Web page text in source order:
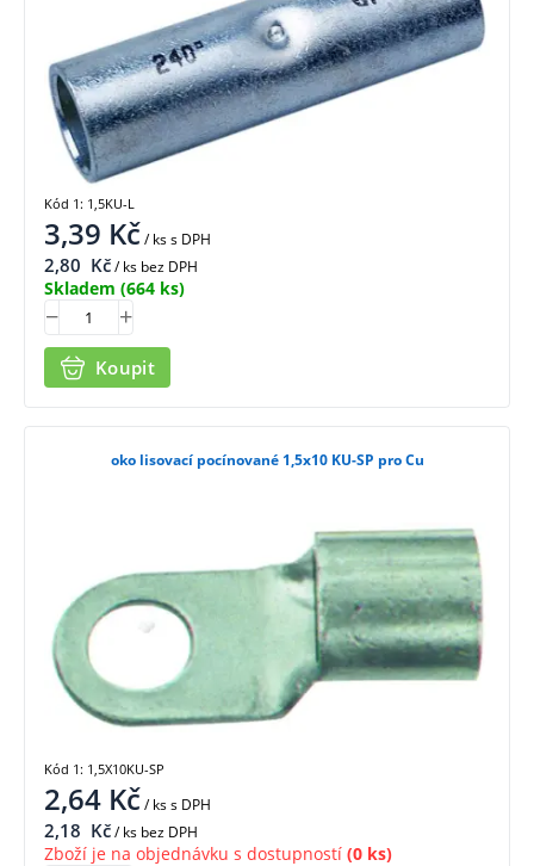
3,39 Kč/ kss DPH
2,80 Kč/ ks bez DPH
Skladem (664 ks)
Koupit
Kód 1: 1,5KU-L
oko lisovací pocínované 1,5x10 KU-SP pro Cu
2,64 Kč/ kss DPH
2,18 Kč/ ks bez DPH
Zboží je na objednávku s dostupností (0 ks)
Kód 1: 1,5X10KU-SP